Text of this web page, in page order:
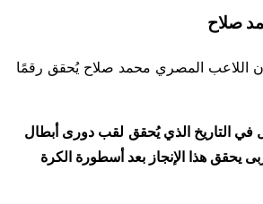
صلاح
اللاعب المصري محمد صلاح يُحقق رقمًا
في التاريخ الذي يُحقق لقب دورى أبطال
يحقق هذا الإنجاز بعد أسطورة الكرة